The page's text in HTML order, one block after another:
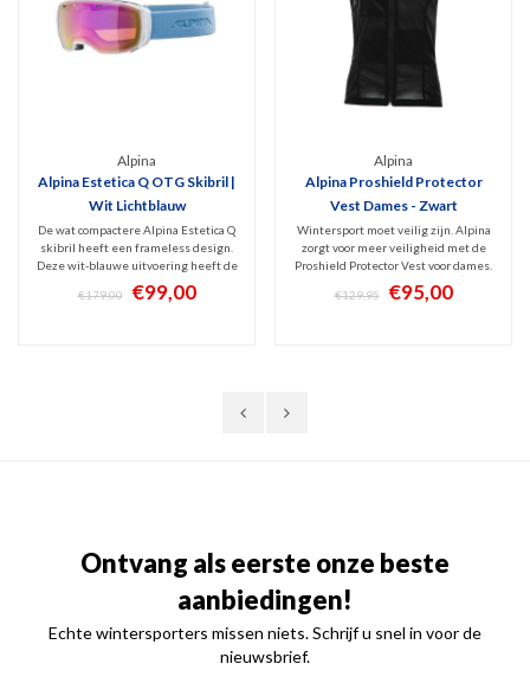
Alpina
Alpina Estetica Q OTG Skibril |
Wit Lichtblauw
De wat compactere Alpina Estetica Q
skibril heeft een frameless design.
Deze wit-blauwe uitvoering heeft de
luxe, polariserende Quatroflex
spiegellens (Categorie 2) tegen
€179,00 €99,00
Alpina
Alpina Proshield Protector
Vest Dames - Zwart
Wintersport moet veilig zijn. Alpina
zorgt voor meer veiligheid met de
Proshield Protector Vest voor dames.
Het vest vervangt een laagje
kleding, is ademend en comfortabel
€129,95 €95,00
Ontvang als eerste onze beste
aanbiedingen!
Echte wintersporters missen niets. Schrijf u snel in voor de
nieuwsbrief.